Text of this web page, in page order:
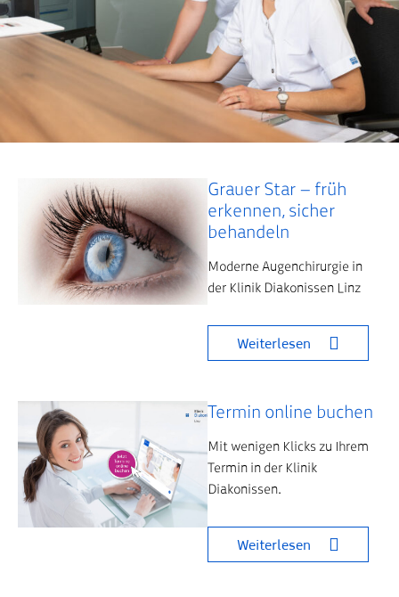
Startseite News Grauer Star – früh
erkennen, sicher
behandeln
Moderne Augenchirurgie in
der Klinik Diakonissen Linz
Weiterlesen
Termin online buchen
Mit wenigen Klicks zu Ihrem
Termin in der Klinik
Diakonissen.
Weiterlesen